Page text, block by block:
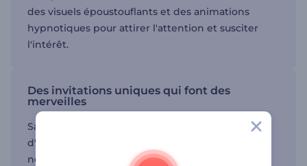
des visuels époustouflants et des animations
hypnotiques pour attirer l'attention et susciter
l'intérêt.
Des invitations uniques qui font des
merveilles
Saisissez les projecteurs et captivez plus
d'audience à votre événement d'ouverture avec
nos vidéos d'invitation pré-faites par des